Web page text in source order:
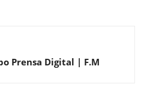
Prensa Digital | F.M